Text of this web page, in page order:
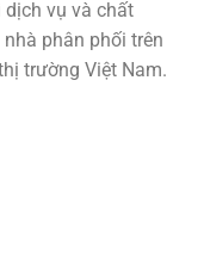
dịch vụ và chất
phân phối trên
trường Việt Nam.